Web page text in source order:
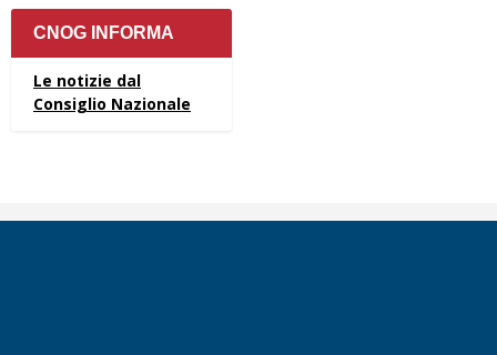
CNOG INFORMA
Le notizie dal
Consiglio Nazionale